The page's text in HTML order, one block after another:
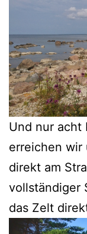
Und nur acht
erreichen wir
direkt am
vollständiger
das Zelt